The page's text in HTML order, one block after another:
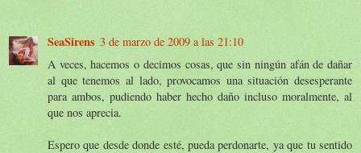
SeaSirens 3 de marzo de 2009 a las 21:10
A veces, hacemos o decimos cosas, que sin ningún afán de dañar
al que tenemos al lado, provocamos una situación desesperante
para ambos, pudiendo haber hecho daño incluso moralmente, al
que nos aprecia.
Espero que desde donde esté, pueda perdonarte, ya que tu sentido